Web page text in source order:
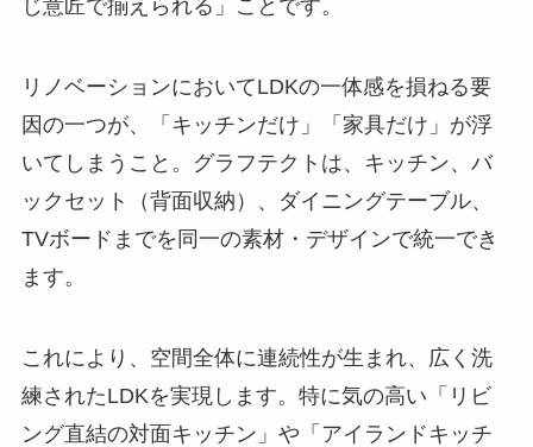
じ意匠で揃えられる」ことです。
リノベーションにおいてLDKの一体感を損ねる要
因の一つが、「キッチンだけ」「家具だけ」が浮
いてしまうこと。グラフテクトは、キッチン、バ
ックセット（背面収納）、ダイニングテーブル、
TVボードまでを同一の素材・デザインで統一でき
ます。
これにより、空間全体に連続性が生まれ、広く洗
練されたLDKを実現します。特に気の高い「リビ
ング直結の対面キッチン」や「アイランドキッチ